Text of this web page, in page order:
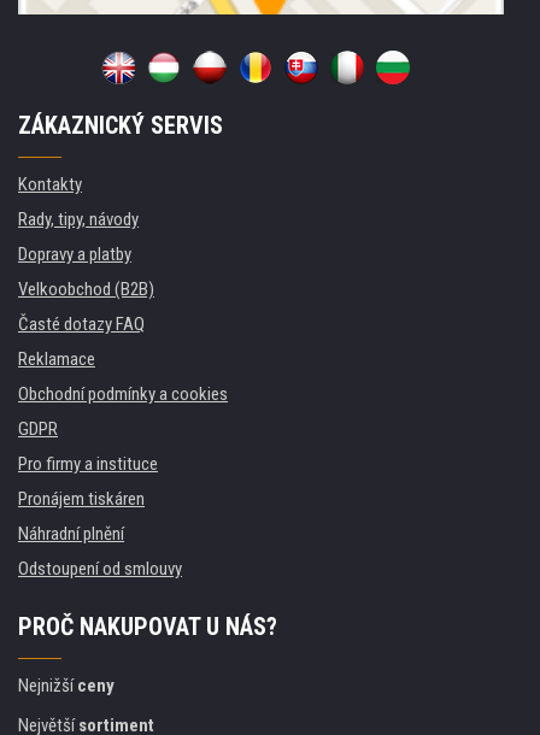
ZÁKAZNICKÝ SERVIS
Kontakty
Rady, tipy, návody
Dopravy a platby
Velkoobchod (B2B)
Časté dotazy FAQ
Reklamace
Obchodní podmínky a cookies
GDPR
Pro firmy a instituce
Pronájem tiskáren
Náhradní plnění
Odstoupení od smlouvy
PROČ NAKUPOVAT U NÁS?
Nejnižšíceny
Největšísortiment